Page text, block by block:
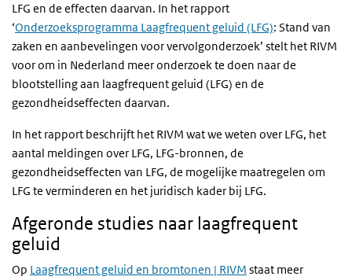
LFG en de effecten daarvan. In het rapport
‘Onderzoeksprogramma Laagfrequent geluid (LFG): Stand van
zaken en aanbevelingen voor vervolgonderzoek’ stelt het RIVM
voor om in Nederland meer onderzoek te doen naar de
blootstelling aan laagfrequent geluid (LFG) en de
gezondheidseffecten daarvan.
In het rapport beschrijft het RIVM wat we weten over LFG, het
aantal meldingen over LFG, LFG-bronnen, de
gezondheidseffecten van LFG, de mogelijke maatregelen om
LFG te verminderen en het juridisch kader bij LFG.
Afgeronde studies naar laagfrequent
geluid
Op Laagfrequent geluid en bromtonen | RIVM staat meer